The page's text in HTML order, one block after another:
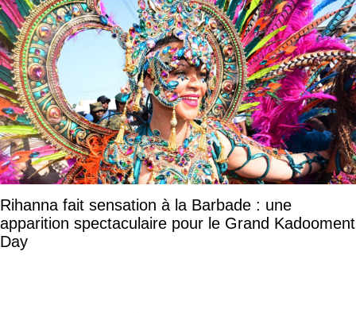
Rihanna fait sensation à la Barbade : une
apparition spectaculaire pour le Grand Kadooment
Day